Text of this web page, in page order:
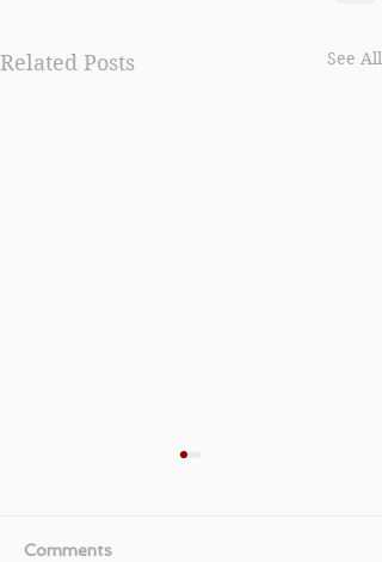
Related Posts See All
Comments